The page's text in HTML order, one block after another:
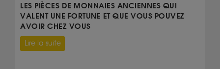
LES PIÈCES DE MONNAIES ANCIENNES QUI
VALENT UNE FORTUNE ET QUE VOUS POUVEZ
AVOIR CHEZ VOUS
Lire la suite